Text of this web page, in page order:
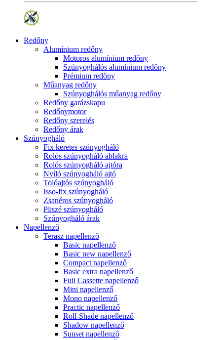
Redőny
Alumínium redőny
Motoros alumínium redőny
Szúnyoghálós alumínium redőny
Prémium redőny
Műanyag redőny
Szúnyoghálós műanyag redőny
Redőny garázskapu
Redőnymotor
Redőny szerelés
Redőny árak
Szúnyogháló
Fix keretes szúnyogháló
Rolós szúnyogháló ablakra
Rolós szúnyogháló ajtóra
Nyíló szúnyogháló ajtó
Tolóajtós szúnyogháló
Isso-fix szúnyogháló
Zsanéros szúnyogháló
Pliszé szúnyogháló
Szúnyogháló árak
Napellenző
Terasz napellenző
Basic napellenző
Basic new napellenző
Compact napellenző
Basic extra napellenző
Full Cassette napellenző
Mini napellenző
Mono napellenző
Practic napellenző
Roll-Shade napellenző
Shadow napellenző
Sunset napellenző